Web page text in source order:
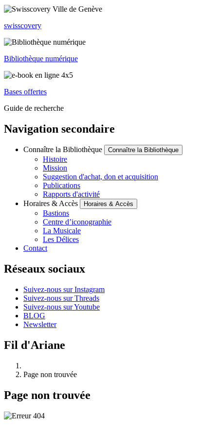
swisscovery
Bibliothèque numérique
Bases offertes
Guide de recherche
Navigation secondaire
Connaître la Bibliothèque Connaître la Bibliothèque
Histoire
Mission
Suggestion d'achat, don et acquisition
Publications
Rapports d'activité
Horaires & Accès
Horaires & Accès
Bastions
Centre d’iconographie
La Musicale
Les Délices
Contact
Réseaux sociaux
Suivez-nous sur Instagram
Suivez-nous sur Threads
Suivez-nous sur Youtube
BLOG
Newsletter
Fil d'Ariane
Page non trouvée
Page non trouvée